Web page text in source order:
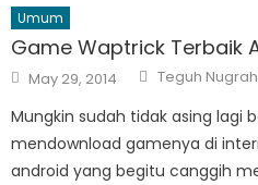
Umum
Game Waptrick Terbaik
Posted
on
May 29, 2014 Author
Teguh
Mungkin sudah tidak asing lagi
mendownload gamenya di
android yang begitu canggih